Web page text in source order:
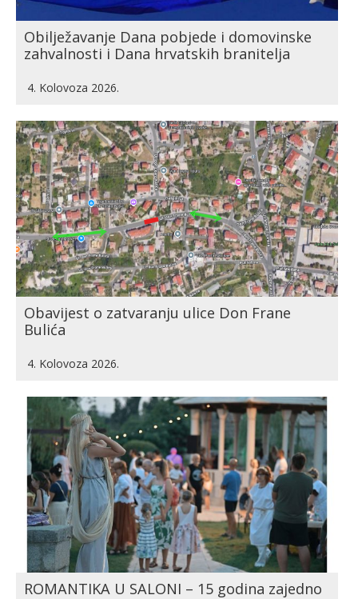
Obilježavanje Dana pobjede i domovinske
zahvalnosti i Dana hrvatskih branitelja
4. Kolovoza 2026.
Obavijest o zatvaranju ulice Don Frane
Bulića
4. Kolovoza 2026.
ROMANTIKA U SALONI – 15 godina zajedno